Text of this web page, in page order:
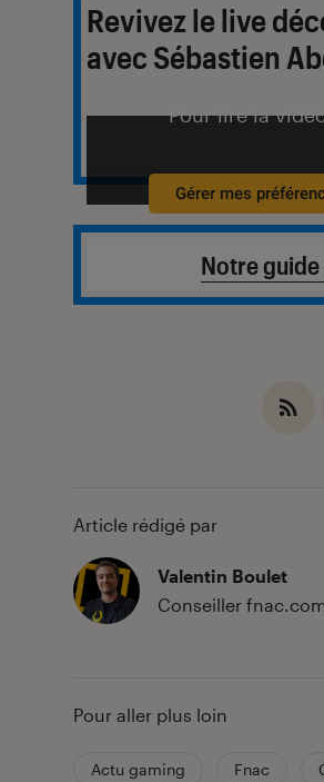
Revivez le live
avec Sébastien
Pour lire la
Gérer mes
Notre guide
Article rédigé par
Valentin Boulet
Conseiller
Pour aller plus loin
Actu gaming Fnac